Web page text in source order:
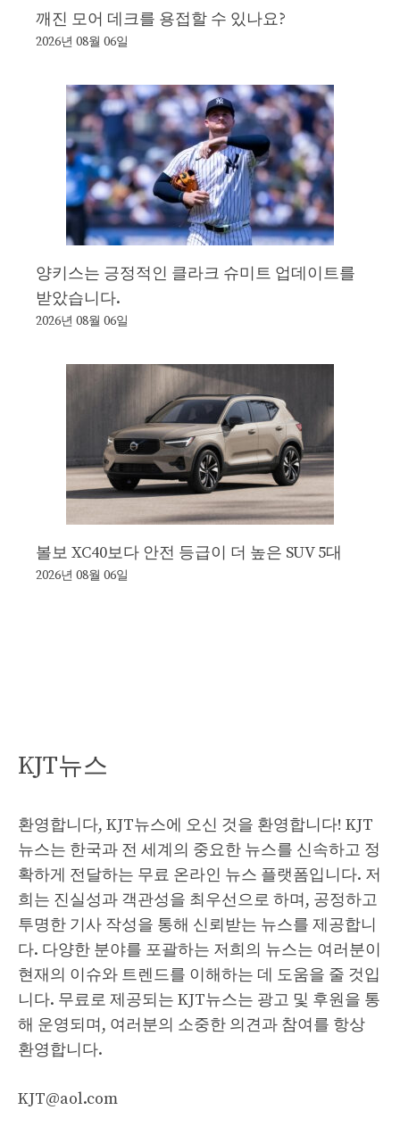
깨진 모어 데크를 용접할 수 있나요?
2026년 08월 06일
양키스는 긍정적인 클라크 슈미트 업데이트를
받았습니다.
2026년 08월 06일
볼보 XC40보다 안전 등급이 더 높은 SUV 5대
2026년 08월 06일
KJT뉴스
환영합니다, KJT뉴스에 오신 것을 환영합니다! KJT
뉴스는 한국과 전 세계의 중요한 뉴스를 신속하고 정
확하게 전달하는 무료 온라인 뉴스 플랫폼입니다. 저
희는 진실성과 객관성을 최우선으로 하며, 공정하고
투명한 기사 작성을 통해 신뢰받는 뉴스를 제공합니
다. 다양한 분야를 포괄하는 저희의 뉴스는 여러분이
현재의 이슈와 트렌드를 이해하는 데 도움을 줄 것입
니다. 무료로 제공되는 KJT뉴스는 광고 및 후원을 통
해 운영되며, 여러분의 소중한 의견과 참여를 항상
환영합니다.
KJT@aol.com